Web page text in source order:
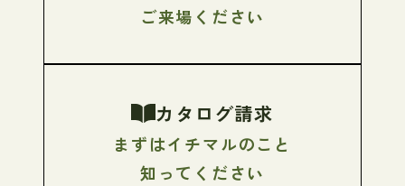
ご来場ください
カタログ請求
まずはイチマルのこと
知ってください